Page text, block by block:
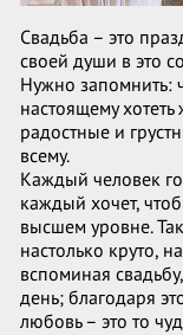
Свадьба – это
своей души в это
Нужно запомнить:
настоящему
радостные и
всему.
Каждый человек
каждый хочет,
высшем уровне.
настолько круто,
вспоминая
день; благодаря
любовь – это то